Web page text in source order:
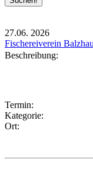
27.06. 2026
Fischereiverein
Beschreibung:
Termin:
Kategorie:
Ort: